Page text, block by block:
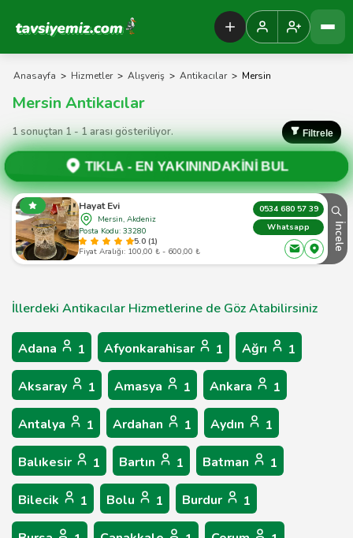
Tavsiyemiz Anasayfa
Anasayfa > Hizmetler > Alışveriş > Antikacılar > Mersin
Mersin Antikacılar
1 sonuçtan 1 - 1 arası gösteriliyor. Filtrele
TIKLA - EN YAKININDAKİNİ BUL
Hayat Evi
Mersin, Akdeniz
Posta Kodu: 33280
5.0 (1)
Fiyat Aralığı: 100,00 ₺ - 600,00 ₺
0534 680 57 39
Whatsapp
İncele
İllerdeki Antikacılar Hizmetlerine de Göz Atabilirsiniz
Adana 1 Afyonkarahisar 1 Ağrı 1
Aksaray 1 Amasya 1 Ankara 1
Antalya 1 Ardahan 1 Aydın 1
Balıkesir 1 Bartın 1 Batman 1
Bilecik 1 Bolu 1 Burdur 1